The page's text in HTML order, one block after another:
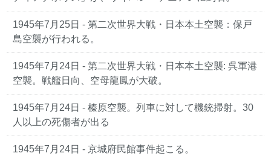
1945年7月25日 - 第二次世界大戦・日本本土空襲：保戸
島空襲が行われる。
1945年7月24日 - 第二次世界大戦・日本本土空襲: 呉軍港
空襲。戦艦日向、空母龍鳳が大破。
1945年7月24日 - 榛原空襲。列車に対して機銃掃射。30
人以上の死傷者が出る
1945年7月24日 - 京城府民館事件起こる。